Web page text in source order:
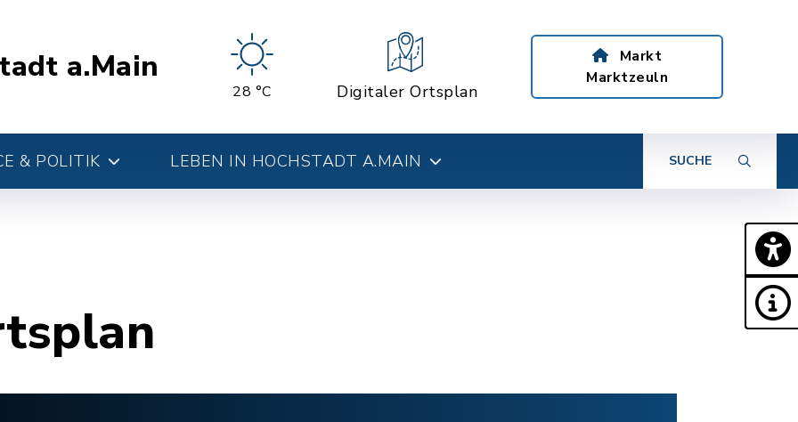
a.Main
28 °C Digitaler Ortsplan
Markt
Marktzeuln
& POLITIK LEBEN IN HOCHSTADT A.MAIN SUCHE